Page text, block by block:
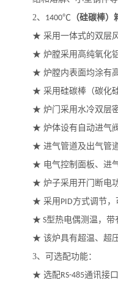
2、 1400℃（硅碳棒）
★ 采用一体式的双层
★ 炉膛采用高纯氧化
★ 炉膛内表面均涂有
★ 采用硅碳棒（碳化
★ 炉门采用水冷双层
★ 炉体设有自动进气
★ 进气管道及出气管
★ 电气控制面板、进
★ 炉子采用开门断电
★ 采用 PID方式调节，
★ S型热电偶测温，带
★ 该炉具有超温、超
3、可选配功能：
★ 选配RS-485通讯接口